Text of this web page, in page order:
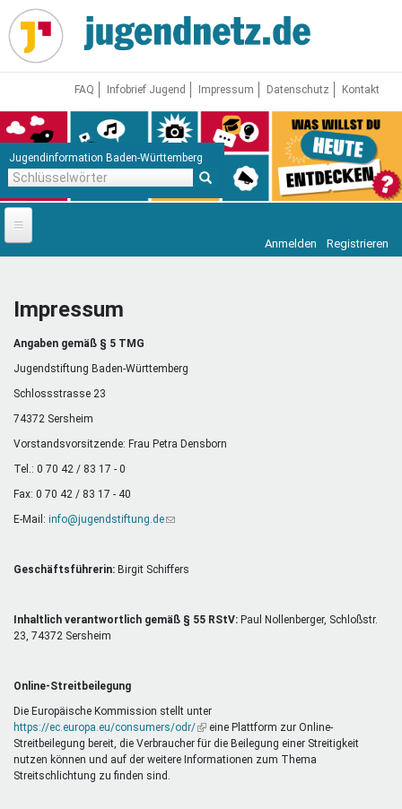
Direkt
zum
Inhalt
FAQ Infobrief Jugend Impressum Datenschutz Kontakt
Jugendinformation Baden-Württemberg
Startseite
Jugendnetz
Freizeit & Reisen
Mentoren & Projekte
Schule & Beruf
Vor Ort
Anmelden Registrieren
Impressum
Angaben gemäß § 5 TMG
Jugendstiftung Baden-Württemberg
Schlossstrasse 23
74372 Sersheim
Vorstandsvorsitzende: Frau Petra Densborn
Tel.: 0 70 42 / 83 17 - 0
Fax: 0 70 42 / 83 17 - 40
E-Mail: info@jugendstiftung.de(Link
Mail)
Geschäftsführerin: Birgit Schiffers
Inhaltlich verantwortlich gemäß § 55 RStV: Paul Nollenberger, Schloßstr.
23, 74372 Sersheim
Online-Streitbeilegung
Die Europäische Kommission stellt unter
https://ec.europa.eu/consumers/odr/(Link
ist
extern)
eine Plattform zur Online-
Streitbeilegung bereit, die Verbraucher für die Beilegung einer Streitigkeit
nutzen können und auf der weitere Informationen zum Thema
Streitschlichtung zu finden sind.